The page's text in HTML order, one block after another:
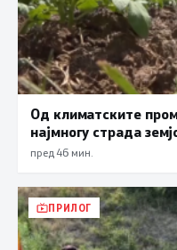
Од климатските
најмногу страда
пред 46 мин.
ПРИЛОГ